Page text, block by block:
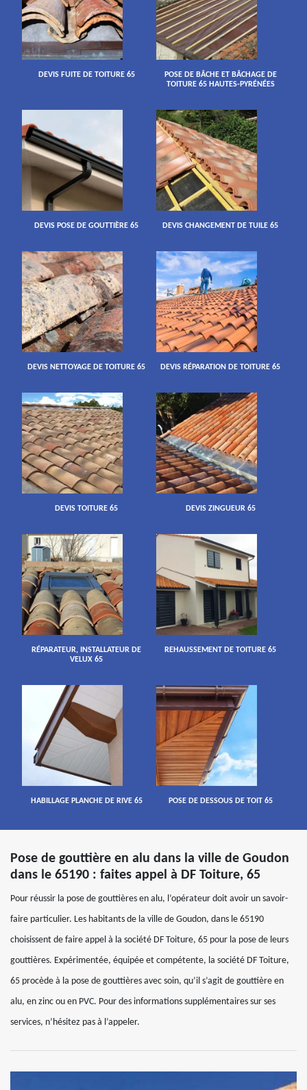
DEVIS FUITE DE TOITURE 65
POSE DE BÂCHE ET BÂCHAGE DE
TOITURE 65 HAUTES-PYRÉNÉES
DEVIS POSE DE GOUTTIÈRE 65 DEVIS CHANGEMENT DE TUILE 65
DEVIS NETTOYAGE DE TOITURE 65 DEVIS RÉPARATION DE TOITURE 65
DEVIS TOITURE 65 DEVIS ZINGUEUR 65
RÉPARATEUR, INSTALLATEUR DE
VELUX 65
REHAUSSEMENT DE TOITURE 65
HABILLAGE PLANCHE DE RIVE 65 POSE DE DESSOUS DE TOIT 65
Pose de gouttière en alu dans la ville de Goudon
dans le 65190 : faites appel à DF Toiture, 65
Pour réussir la pose de gouttières en alu, l’opérateur doit avoir un savoir-
faire particulier. Les habitants de la ville de Goudon, dans le 65190
choisissent de faire appel à la société DF Toiture, 65 pour la pose de leurs
gouttières. Expérimentée, équipée et compétente, la société DF Toiture,
65 procède à la pose de gouttières avec soin, qu’il s’agit de gouttière en
alu, en zinc ou en PVC. Pour des informations supplémentaires sur ses
services, n’hésitez pas à l’appeler.